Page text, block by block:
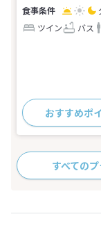
ツイン
バス
おすすめポ
すべての